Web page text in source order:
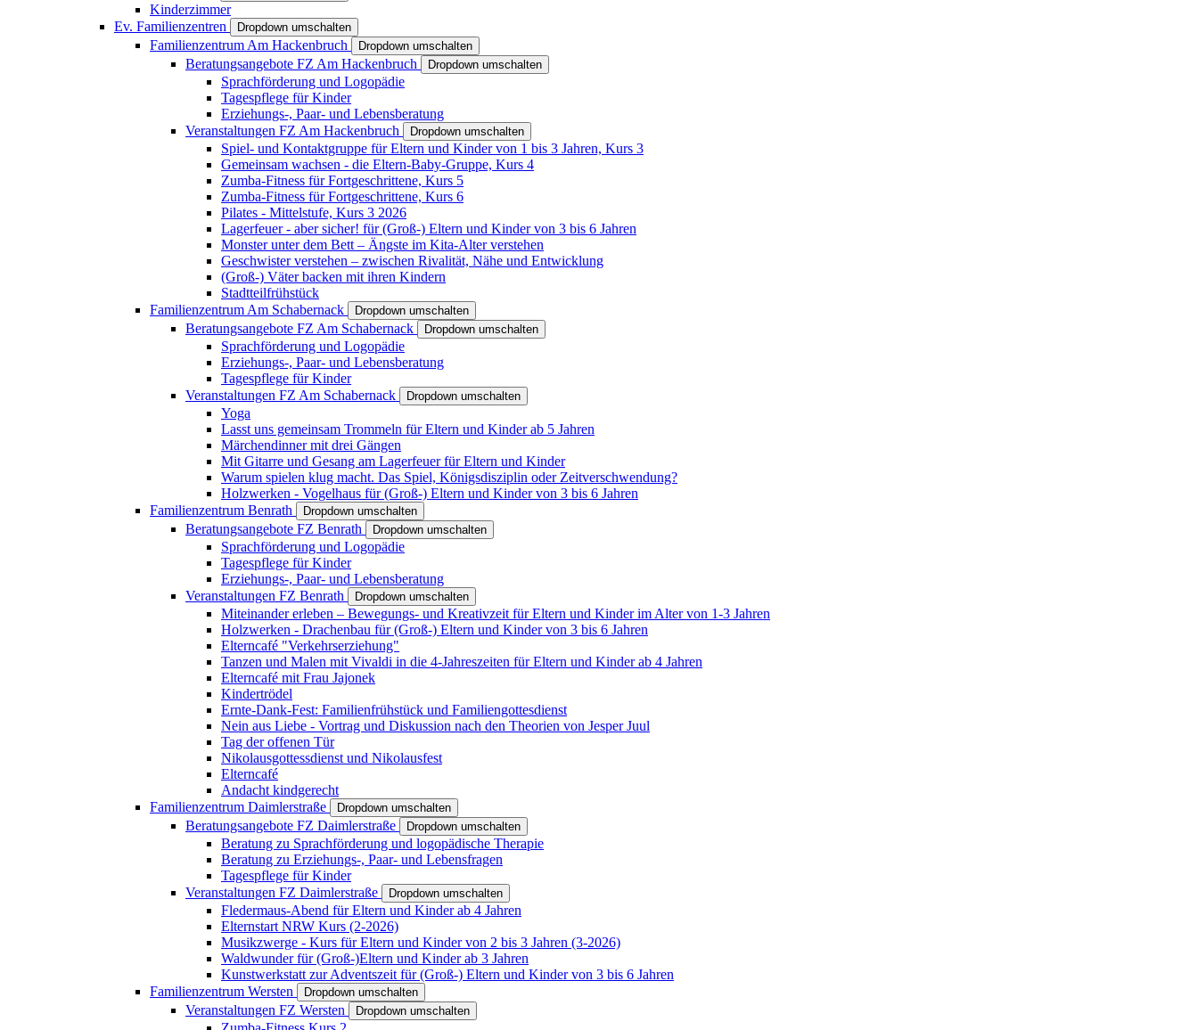
Kinderzimmer
Ev. Familienzentren
Dropdown umschalten
Familienzentrum Am Hackenbruch Dropdown umschalten
Beratungsangebote FZ Am Hackenbruch Dropdown umschalten
Sprachförderung und Logopädie
Tagespflege für Kinder
Erziehungs-, Paar- und Lebensberatung
Veranstaltungen FZ Am Hackenbruch
Dropdown umschalten
Spiel- und Kontaktgruppe für Eltern und Kinder von 1 bis 3 Jahren, Kurs 3
Gemeinsam wachsen - die Eltern-Baby-Gruppe, Kurs 4
Zumba-Fitness für Fortgeschrittene, Kurs 5
Zumba-Fitness für Fortgeschrittene, Kurs 6
Pilates - Mittelstufe, Kurs 3 2026
Lagerfeuer - aber sicher! für (Groß-) Eltern und Kinder von 3 bis 6 Jahren
Monster unter dem Bett – Ängste im Kita-Alter verstehen
Geschwister verstehen – zwischen Rivalität, Nähe und Entwicklung
(Groß-) Väter backen mit ihren Kindern
Stadtteilfrühstück
Familienzentrum Am Schabernack
Dropdown umschalten
Beratungsangebote FZ Am Schabernack Dropdown umschalten
Sprachförderung und Logopädie
Erziehungs-, Paar- und Lebensberatung
Tagespflege für Kinder
Veranstaltungen FZ Am Schabernack
Dropdown umschalten
Yoga
Lasst uns gemeinsam Trommeln für Eltern und Kinder ab 5 Jahren
Märchendinner mit drei Gängen
Mit Gitarre und Gesang am Lagerfeuer für Eltern und Kinder
Warum spielen klug macht. Das Spiel, Königsdisziplin oder Zeitverschwendung?
Holzwerken - Vogelhaus für (Groß-) Eltern und Kinder von 3 bis 6 Jahren
Familienzentrum Benrath
Dropdown umschalten
Beratungsangebote FZ Benrath Dropdown umschalten
Sprachförderung und Logopädie
Tagespflege für Kinder
Erziehungs-, Paar- und Lebensberatung
Veranstaltungen FZ Benrath
Dropdown umschalten
Miteinander erleben – Bewegungs- und Kreativzeit für Eltern und Kinder im Alter von 1-3 Jahren
Holzwerken - Drachenbau für (Groß-) Eltern und Kinder von 3 bis 6 Jahren
Elterncafé "Verkehrserziehung"
Tanzen und Malen mit Vivaldi in die 4-Jahreszeiten für Eltern und Kinder ab 4 Jahren
Elterncafé mit Frau Jajonek
Kindertrödel
Ernte-Dank-Fest: Familienfrühstück und Familiengottesdienst
Nein aus Liebe - Vortrag und Diskussion nach den Theorien von Jesper Juul
Tag der offenen Tür
Nikolausgottessdienst und Nikolausfest
Elterncafé
Andacht kindgerecht
Familienzentrum Daimlerstraße
Dropdown umschalten
Beratungsangebote FZ Daimlerstraße Dropdown umschalten
Beratung zu Sprachförderung und logopädische Therapie
Beratung zu Erziehungs-, Paar- und Lebensfragen
Tagespflege für Kinder
Veranstaltungen FZ Daimlerstraße
Dropdown umschalten
Fledermaus-Abend für Eltern und Kinder ab 4 Jahren
Elternstart NRW Kurs (2-2026)
Musikzwerge - Kurs für Eltern und Kinder von 2 bis 3 Jahren (3-2026)
Waldwunder für (Groß-)Eltern und Kinder ab 3 Jahren
Kunstwerkstatt zur Adventszeit für (Groß-) Eltern und Kinder von 3 bis 6 Jahren
Familienzentrum Wersten
Dropdown umschalten
Veranstaltungen FZ Wersten Dropdown umschalten